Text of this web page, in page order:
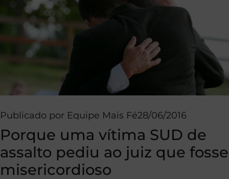
Publicado por Equipe Mais Fé28/06/2016
Porque uma vítima SUD de
assalto pediu ao juiz que fosse
misericordioso